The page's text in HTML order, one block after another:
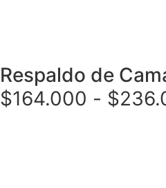
Respaldo de
$164.000 - $